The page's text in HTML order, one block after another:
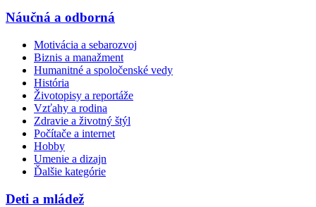
Náučná a odborná
Motivácia a sebarozvoj
Biznis a manažment
Humanitné a spoločenské vedy
História
Životopisy a reportáže
Vzťahy a rodina
Zdravie a životný štýl
Počítače a internet
Hobby
Umenie a dizajn
Ďalšie kategórie
Deti a mládež